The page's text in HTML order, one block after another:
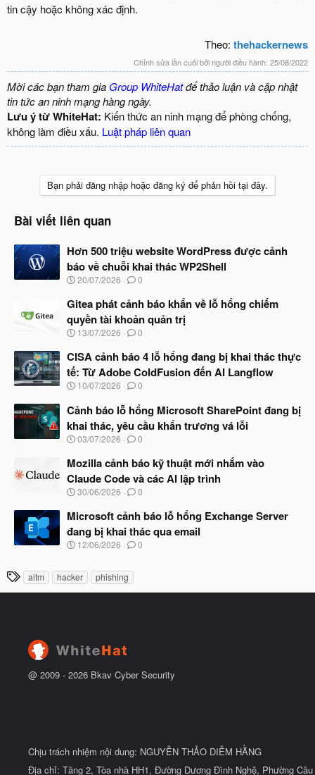
tin cậy hoặc không xác định.
Theo: thehackernews
Chỉnh sửa lần cuối bởi người điều hành: 25/08/2022
Mời các bạn tham gia Group WhiteHatđể thảo luận và cập nhật
tin tức an ninh mạng hàng ngày.
Lưu ý từ WhiteHat: Kiến thức an ninh mạng để phòng chống,
không làm điều xấu. Luật pháp liên quan
Bạn phải đăng nhập hoặc đăng ký để phản hồi tại đây.
Bài viết liên quan
Hơn 500 triệu website WordPress được cảnh
báo về chuỗi khai thác WP2Shell
N
à
b
ắ
đ
ầ
u
20/07/2026 0
Gitea phát cảnh báo khẩn về lỗ hổng chiếm
quyền tài khoản quản trị
N
à
b
ắ
đ
ầ
u
13/07/2026 0
CISA cảnh báo 4 lỗ hổng đang bị khai thác thực
tế: Từ Adobe ColdFusion đến AI Langflow
N
à
y
b
ắ
đ
ầ
u
10/07/2026 0
Cảnh báo lỗ hổng Microsoft SharePoint đang bị
khai thác, yêu cầu khẩn trương vá lỗi
N
à
b
ắ
đ
ầ
u
03/07/2026 0
Mozilla cảnh báo kỹ thuật mới nhắm vào
Claude Code và các AI lập trình
N
à
b
ắ
đ
ầ
u
30/06/2026 0
Microsoft cảnh báo lỗ hổng Exchange Server
đang bị khai thác qua email
N
y
u
12/06/2026 0
T
h
aitm hacker phishing
@ 2009 - 2026 Bkav Cyber Security
Chịu trách nhiệm nội dung: NGUYỄN THẢO DIỄM HẰNG
Địa chỉ: Tầng 2, Tòa nhà HH1, Đường Dương Đình Nghệ, Phường